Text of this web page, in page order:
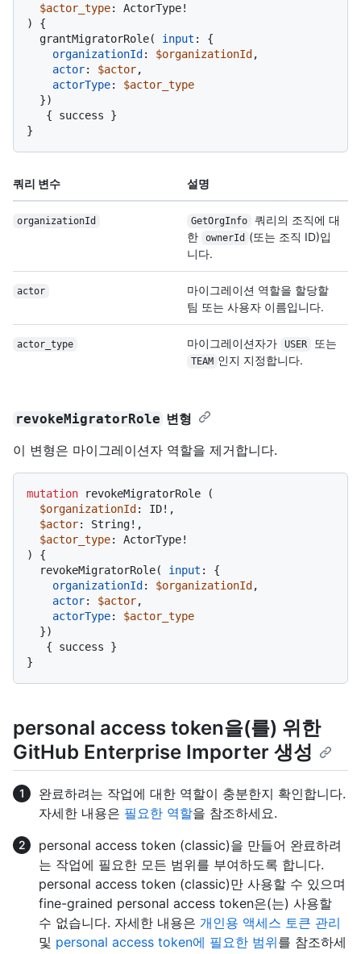
$actor_type: ActorType!
)
{
  grantMigratorRole
( input :
{
organizationId : $organizationId ,
actor: $actor,
actorType:
$actor_type
})
{ success }
}
쿼리 변수 설명
organizationId GetOrgInfo
쿼리의 조직에 대
한
ownerId (또는 조직 ID)입
니다.
actor
마이그레이션 역할을 할당할
팀 또는 사용자 이름입니다.
actor_type 마이그레이션자가 USER 또는
TEAM 인지 지정합니다.
revokeMigratorRole 변형
이 변형은 마이그레이션자 역할을 제거합니다.
mutation revokeMigratorRole
(
$organizationId : ID! ,
$actor: String! ,
$actor_type: ActorType!
)
{
  revokeMigratorRole
( input :
{
organizationId : $organizationId ,
actor: $actor,
actorType:
$actor_type
})
{ success }
}
personal access token을(를) 위한
GitHub Enterprise Importer 생성
완료하려는 작업에 대한 역할이 충분한지 확인합니다.
자세한 내용은 필요한 역할을 참조하세요.
personal access token (classic)을 만들어 완료하려
는 작업에 필요한 모든 범위를 부여하도록 합니다.
personal access token (classic)만 사용할 수 있으며
fine-grained personal access token은(는) 사용할
수 없습니다. 자세한 내용은 개인용 액세스 토큰 관리
및 personal access token에 필요한 범위를 참조하세